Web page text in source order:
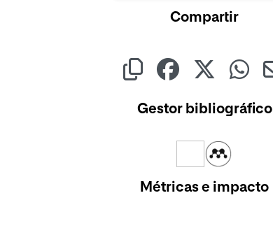
Compartir
Gestor bibliográfico
Métricas e impacto